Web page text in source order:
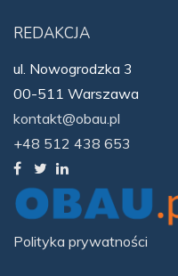
REDAKCJA
ul. Nowogrodzka 3
00-511 Warszawa
kontakt@obau.pl
+48 512 438 653
Polityka prywatności